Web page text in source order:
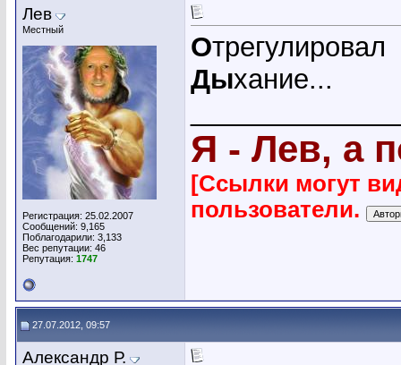
Лев
Местный
Регистрация: 25.02.2007
Сообщений: 9,165
Поблагодарили: 3,133
Вес репутации: 46
Репутация: 1747
Отрегулировал
Дыхание...
Я - Лев, а
[Ссылки могут
пользователи.
27.07.2012, 09:57
Александр Р.